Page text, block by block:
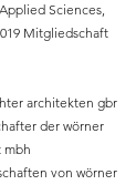
Sciences,
Mitgliedschaft
architekten gbr
der wörner
mbh
von wörner